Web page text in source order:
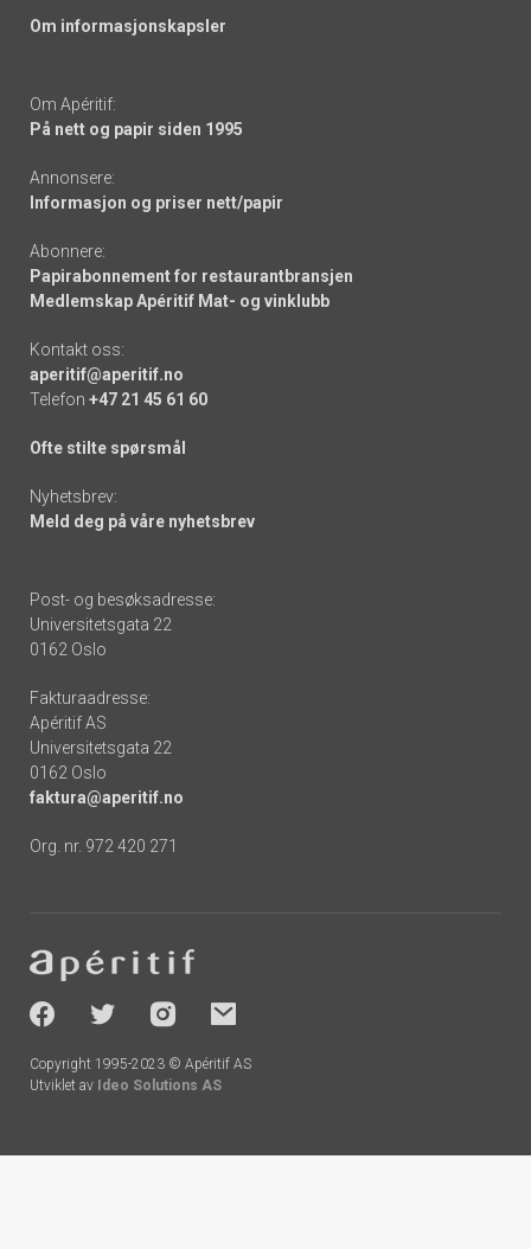
Om informasjonskapsler
Om Apéritif:
På nett og papir siden 1995
Annonsere:
Informasjon og priser nett/papir
Abonnere:
Papirabonnement for restaurantbransjen
Medlemskap Apéritif Mat- og vinklubb
Kontakt oss:
aperitif@aperitif.no
Telefon +47 21 45 61 60
Ofte stilte spørsmål
Nyhetsbrev:
Meld deg på våre nyhetsbrev
Post- og besøksadresse:
Universitetsgata 22
0162 Oslo
Fakturaadresse:
Apéritif AS
Universitetsgata 22
0162 Oslo
faktura@aperitif.no
Org. nr. 972 420 271
-
socials
Copyright 1995-2023 © Apéritif AS
Utviklet av Ideo Solutions AS